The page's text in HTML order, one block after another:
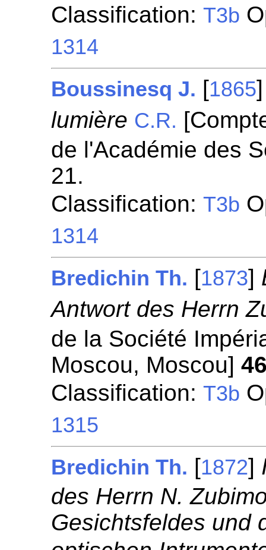
Classification:T3b
1314
Boussinesq J. [1865
lumière C.R.
de l'Académie des
21.
Classification:T3b
1314
Bredichin Th. [1873]
Antwort des Herrn
de la Société
Moscou, Moscou]
Classification:T3b
1315
Bredichin Th. [1872]
des Herrn N.
Gesichtsfeldes und